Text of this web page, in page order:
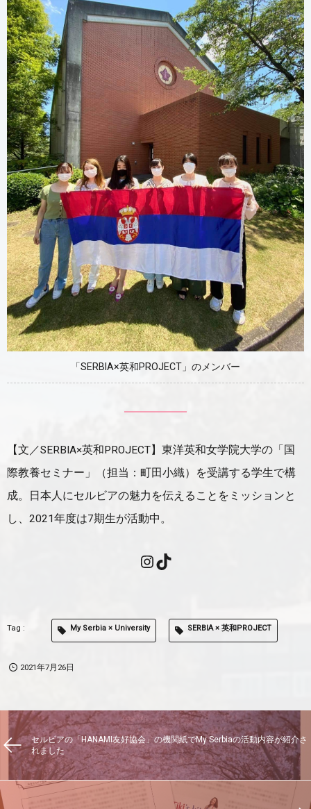
「SERBIA×英和PROJECT」のメンバー
【文／SERBIA×英和PROJECT】東洋英和女学院大学の「国
際教養セミナー」（担当：町田小織）を受講する学生で構
成。日本人にセルビアの魅力を伝えることをミッションと
し、2021年度は7期生が活動中。
My Serbia × University SERBIA × 英和PROJECT
2021年7月26日
セルビアの「HANAMI友好協会」の機関紙でMy Serbiaの活動内容が紹介さ
れました